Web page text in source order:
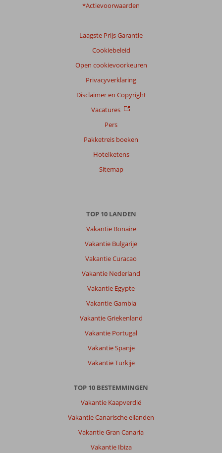
*Actievoorwaarden
Laagste Prijs Garantie
Cookiebeleid
Open cookievoorkeuren
Privacyverklaring
Disclaimer en Copyright
Vacatures
Pers
Pakketreis boeken
Hotelketens
Sitemap
TOP 10 LANDEN
Vakantie Bonaire
Vakantie Bulgarije
Vakantie Curacao
Vakantie Nederland
Vakantie Egypte
Vakantie Gambia
Vakantie Griekenland
Vakantie Portugal
Vakantie Spanje
Vakantie Turkije
TOP 10 BESTEMMINGEN
Vakantie Kaapverdië
Vakantie Canarische eilanden
Vakantie Gran Canaria
Vakantie Ibiza